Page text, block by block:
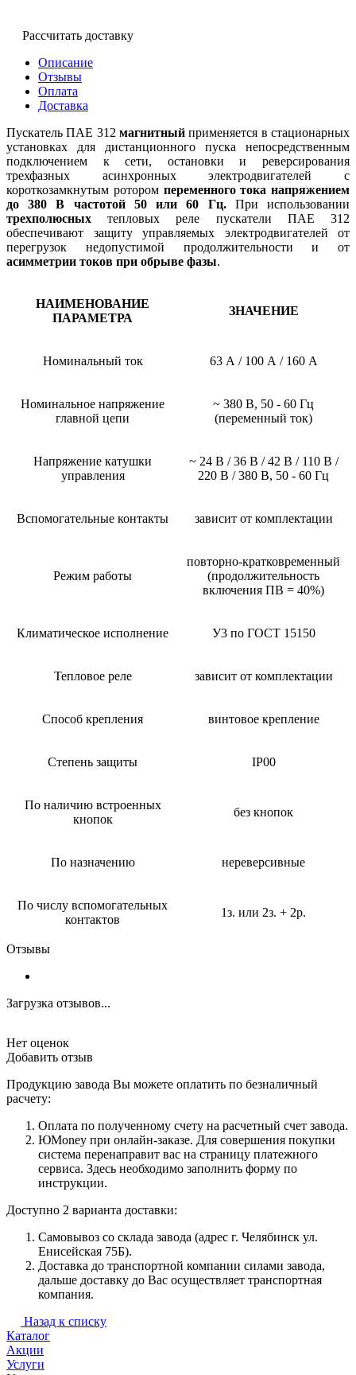
Рассчитать доставку
Описание
Отзывы
Оплата
Доставка
Пускатель ПАЕ 312 магнитныйприменяется в стационарных
установках для дистанционного пуска непосредственным
подключением к сети, остановки и реверсирования
трехфазных асинхронных электродвигателей с
короткозамкнутым ротором переменного тока напряжением
до 380 В частотой 50 или 60 Гц.При использовании
трехполюсных тепловых реле пускатели ПАЕ 312
обеспечивают защиту управляемых электродвигателей от
перегрузок недопустимой продолжительности и от
асимметрии токов при обрыве фазы.
НАИМЕНОВАНИЕ
ПАРАМЕТРА
ЗНАЧЕНИЕ
Номинальный ток 63 А / 100 А / 160 А
Номинальное напряжение
главной цепи
~ 380 В, 50 - 60 Гц
(переменный ток)
Напряжение катушки
управления
~ 24 В / 36 В / 42 В / 110 В /
220 В / 380 В, 50 - 60 Гц
Вспомогательные контакты зависит от комплектации
Режим работы
повторно-кратковременный
(продолжительность
включения ПВ = 40%)
Климатическое исполнение У3 по ГОСТ 15150
Тепловое реле зависит от комплектации
Способ крепления винтовое крепление
Степень защиты IP00
По наличию встроенных
кнопок
без кнопок
По назначению нереверсивные
По числу вспомогательных
контактов
1з. или 2з. + 2р.
Отзывы
Загрузка отзывов...
Нет оценок
Добавить отзыв
Продукцию завода Вы можете оплатить по безналичный
расчету:
Оплата по полученному счету на расчетный счет завода.
ЮMoney при онлайн-заказе. Для совершения покупки
система перенаправит вас на страницу платежного
сервиса. Здесь необходимо заполнить форму по
инструкции.
Доступно 2 варианта доставки:
Самовывоз со склада завода (адрес г. Челябинск ул.
Енисейская 75Б).
Доставка до транспортной компании силами завода,
дальше доставку до Вас осуществляет транспортная
компания.
Назад к списку
Каталог
Акции
Услуги